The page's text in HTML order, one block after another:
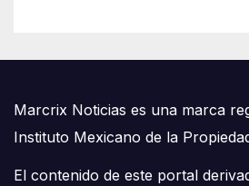
Marcrix Noticias es una marca
Instituto Mexicano de la
El contenido de este portal